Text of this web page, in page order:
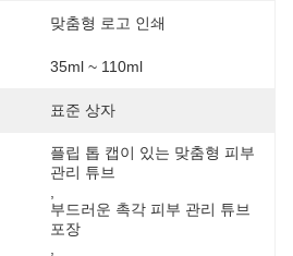
맞춤형 로고 인쇄
35ml ~ 110ml
표준 상자
플립 톱 캡이 있는 맞춤형 피부
관리 튜브
부드러운 촉각 피부 관리 튜브
포장